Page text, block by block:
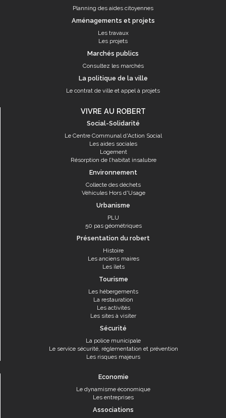
Planning des aides citoyennes
Aménagements et projets
Les travaux
Les projets
Marchés publics
Consultez les marchés
La politique de la ville
Le contrat de ville et appel à projets
VIVRE AU ROBERT
Social-Solidarité
Le Centre Communal d'Action Social
Les aides sociales
Logement
Résorption de l’habitat insalubre
Environnement
Collecte des déchets
Véhicules Hors d'Usage
Urbanisme
PLU
50 pas géométriques
Présentation du robert
Histoire
Les anciens maires
Les îlets
Tourisme
Les hébergements
La restauration
Les activités
Les sites à visiter
Sécurité
La police municipale
Le service sécurité, réglementation et prévention
Les risques majeurs
Economie
Le dynamisme économique
Les entreprises
Associations